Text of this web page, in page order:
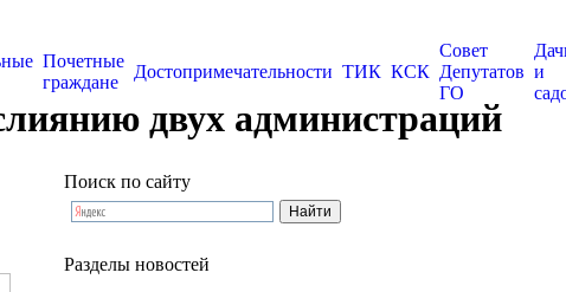
Почетные
граждане
Достопримечательности ТИК КСК
Совет
Депутатов
ГО
и
двух администраций
Поиск по сайту
Разделы новостей